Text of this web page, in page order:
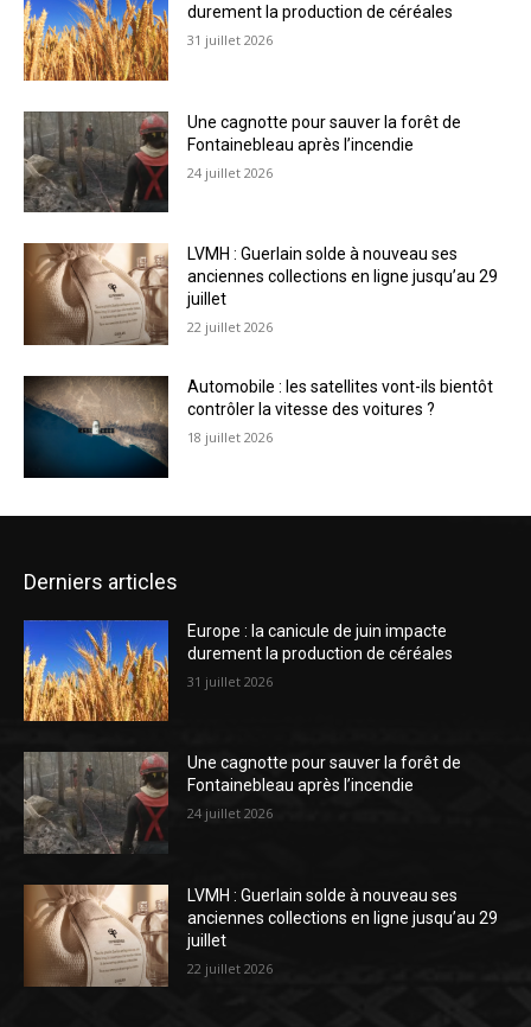
durement la production de céréales
31 juillet 2026
Une cagnotte pour sauver la forêt de
Fontainebleau après l’incendie
24 juillet 2026
LVMH : Guerlain solde à nouveau ses
anciennes collections en ligne jusqu’au 29
juillet
22 juillet 2026
Automobile : les satellites vont-ils bientôt
contrôler la vitesse des voitures ?
18 juillet 2026
Derniers articles
Europe : la canicule de juin impacte
durement la production de céréales
31 juillet 2026
Une cagnotte pour sauver la forêt de
Fontainebleau après l’incendie
24 juillet 2026
LVMH : Guerlain solde à nouveau ses
anciennes collections en ligne jusqu’au 29
juillet
22 juillet 2026